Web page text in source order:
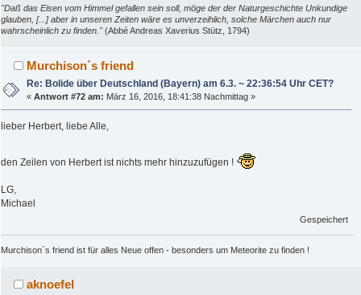
"Daß das Eisen vom Himmel gefallen sein soll, möge der der Naturgeschichte Unkundige
glauben, [...] aber in unseren Zeiten wäre es unverzeihlich, solche Märchen auch nur
wahrscheinlich zu finden."(Abbé Andreas Xaverius Stütz, 1794)
Murchison´s friend
Re: Bolide über Deutschland (Bayern) am 6.3. ~ 22:36:54 Uhr CET?
«Antwort #72 am: März 16, 2016, 18:41:38 Nachmittag »
lieber Herbert, liebe Alle,
den Zeilen von Herbert ist nichts mehr hinzuzufügen !
LG,
Michael
Gespeichert
Murchison`s friend ist für alles Neue offen - besonders um Meteorite zu finden !
aknoefel